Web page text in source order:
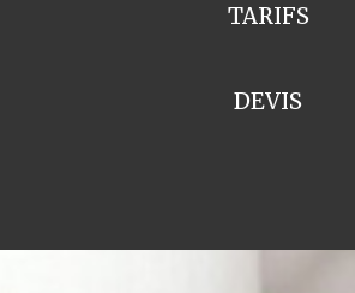
TARIFS
DEVIS